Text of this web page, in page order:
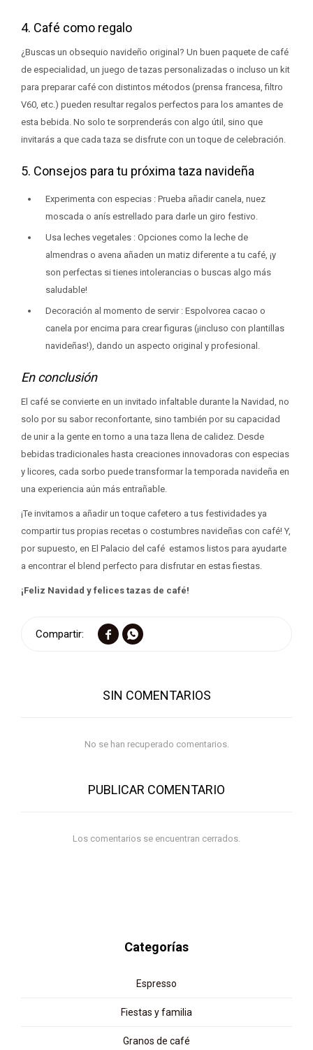
4. Café como regalo
¿Buscas un obsequio navideño original? Un buen paquete de café
de especialidad, un juego de tazas personalizadas o incluso un kit
para preparar café con distintos métodos (prensa francesa, filtro
V60, etc.) pueden resultar regalos perfectos para los amantes de
esta bebida. No solo te sorprenderás con algo útil, sino que
invitarás a que cada taza se disfrute con un toque de celebración.
5. Consejos para tu próxima taza navideña
Experimenta con especias : Prueba añadir canela, nuez
moscada o anís estrellado para darle un giro festivo.
Usa leches vegetales : Opciones como la leche de
almendras o avena añaden un matiz diferente a tu café, ¡y
son perfectas si tienes intolerancias o buscas algo más
saludable!
Decoración al momento de servir : Espolvorea cacao o
canela por encima para crear figuras (¡incluso con plantillas
navideñas!), dando un aspecto original y profesional.
En conclusión
El café se convierte en un invitado infaltable durante la Navidad, no
solo por su sabor reconfortante, sino también por su capacidad
de unir a la gente en torno a una taza llena de calidez. Desde
bebidas tradicionales hasta creaciones innovadoras con especias
y licores, cada sorbo puede transformar la temporada navideña en
una experiencia aún más entrañable.
¡Te invitamos a añadir un toque cafetero a tus festividades ya
compartir tus propias recetas o costumbres navideñas con café! Y,
por supuesto, en El Palacio del café estamos listos para ayudarte
a encontrar el blend perfecto para disfrutar en estas fiestas.
¡Feliz Navidad y felices tazas de café!
 
SIN COMENTARIOS
No se han recuperado comentarios.
PUBLICAR COMENTARIO
Los comentarios se encuentran cerrados.
Categorías
Espresso
Fiestas y familia
Granos de café